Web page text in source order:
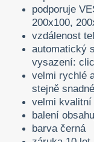
podporuje
200x100,
vzdálenost
automatický
vysazení:
velmi rychlé
stejně
velmi kvalitní
balení
barva černá